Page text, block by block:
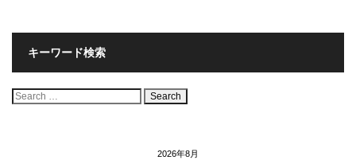
キーワード検索
検
索:
2026年8月